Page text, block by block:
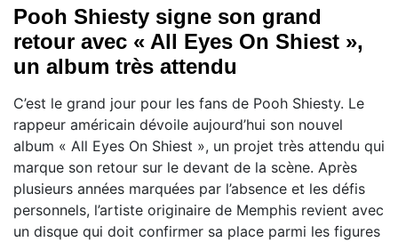
Pooh Shiesty signe son grand
retour avec « All Eyes On Shiest »,
un album très attendu
C’est le grand jour pour les fans de Pooh Shiesty. Le
rappeur américain dévoile aujourd’hui son nouvel
album « All Eyes On Shiest », un projet très attendu qui
marque son retour sur le devant de la scène. Après
plusieurs années marquées par l’absence et les défis
personnels, l’artiste originaire de Memphis revient avec
un disque qui doit confirmer sa place parmi les figures